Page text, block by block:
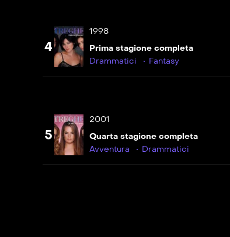
4
1998
Prima stagione completa
Drammatici
Fantasy
5
2001
Quarta stagione completa
Avventura
Drammatici